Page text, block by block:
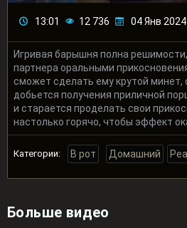
13:01 12 736 04 Янв 2024
Игривая барышня полна
партнера оральными
сможет сделать ему крутой
добьется получения приличной
и старается проделать свои
настолько горячо, чтобы эффект
Категории: В рот Домашний
Больше видео